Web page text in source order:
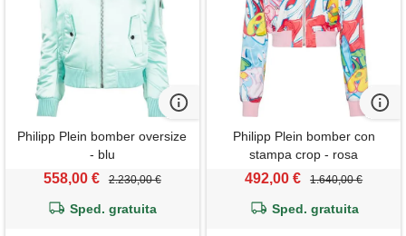
Philipp Plein bomber oversize
- blu
558,00 € 2.230,00 €
Sped. gratuita
Philipp Plein bomber con
stampa crop - rosa
492,00 € 1.640,00 €
Sped. gratuita